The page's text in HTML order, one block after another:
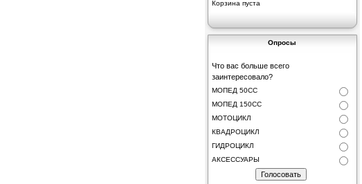
Корзина пуста
Опросы
Что вас больше всего
заинтересовало?
МОПЕД 50СС
МОПЕД 150СС
МОТОЦИКЛ
КВАДРОЦИКЛ
ГИДРОЦИКЛ
АКСЕССУАРЫ